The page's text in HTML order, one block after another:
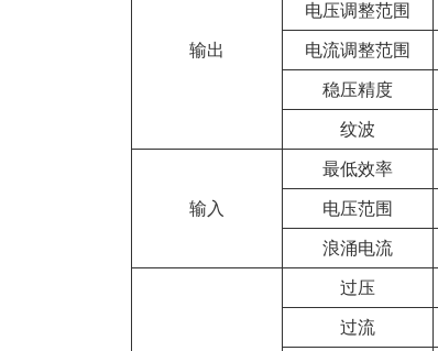
输出
电压调整范围
电流调整范围
稳压精度
纹波
输入
最低效率
电压范围
浪涌电流
过压
过流